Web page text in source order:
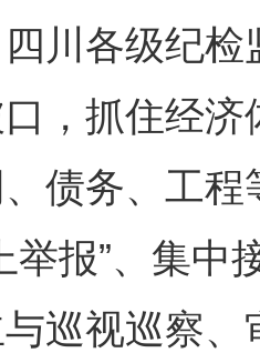
川各级纪
，抓住经
债务、工
举报”、集
巡视巡察